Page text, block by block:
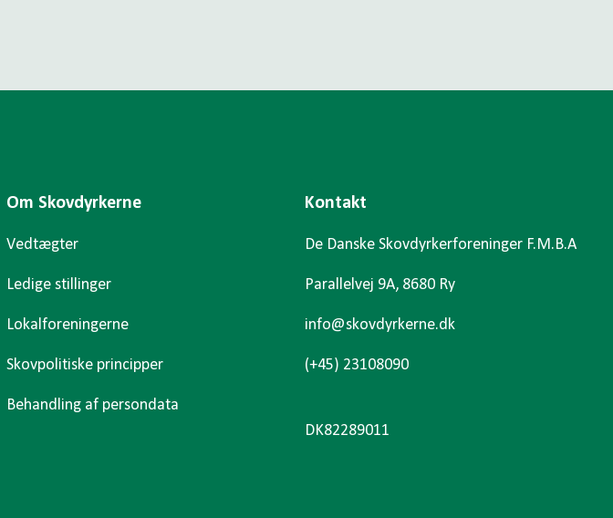
Om Skovdyrkerne
Vedtægter
Ledige stillinger
Lokalforeningerne
Skovpolitiske principper
Behandling af persondata
Kontakt
De Danske Skovdyrkerforeninger F.M.B.A
Parallelvej 9A, 8680 Ry
info@skovdyrkerne.dk
(+45) 23108090
DK82289011